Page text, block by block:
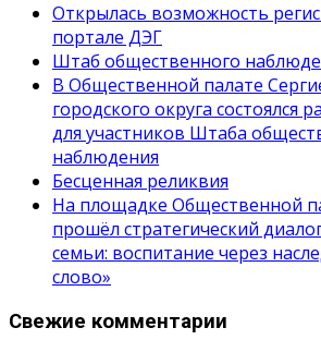
Открылась возможность
портале ДЭГ
Штаб общественного
В Общественной палате
городского округа состоялся
для участников Штаба
наблюдения
Бесценная реликвия
На площадке Общественной
прошёл стратегический
семьи: воспитание через
слово»
Свежие комментарии